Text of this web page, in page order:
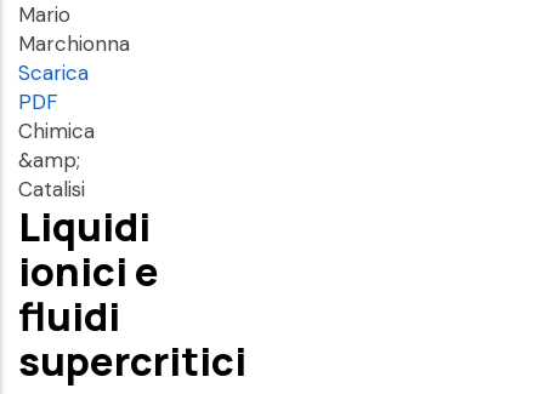
Mario
Marchionna
Scarica
PDF
Chimica
&amp;
Catalisi
Liquidi
ionici e
fluidi
supercritici